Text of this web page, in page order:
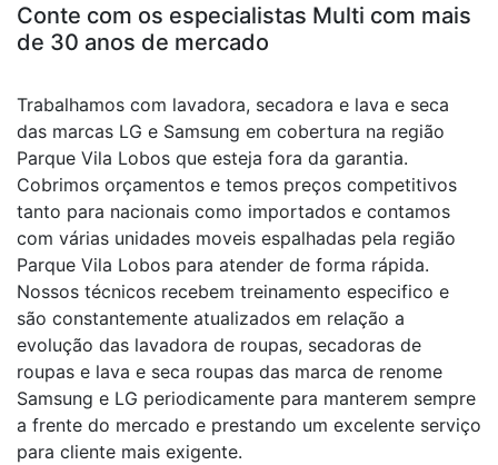
Conte com os especialistas Multi com mais
de 30 anos de mercado
Trabalhamos com lavadora, secadora e lava e seca
das marcas LG e Samsung em cobertura na região
Parque Vila Lobos que esteja fora da garantia.
Cobrimos orçamentos e temos preços competitivos
tanto para nacionais como importados e contamos
com várias unidades moveis espalhadas pela região
Parque Vila Lobos para atender de forma rápida.
Nossos técnicos recebem treinamento especifico e
são constantemente atualizados em relação a
evolução das lavadora de roupas, secadoras de
roupas e lava e seca roupas das marca de renome
Samsung e LG periodicamente para manterem sempre
a frente do mercado e prestando um excelente serviço
para cliente mais exigente.